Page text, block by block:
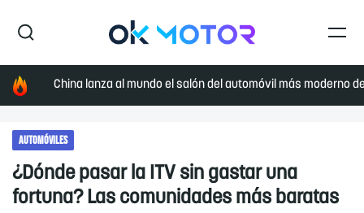
China lanza al mundo el salón del automóvil más moderno
AUTOMÓVILES
¿Dónde pasar la ITV sin gastar una
fortuna? Las comunidades más baratas